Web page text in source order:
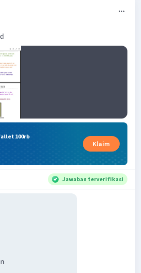
100rb
Klaim
Jawaban terverifikasi